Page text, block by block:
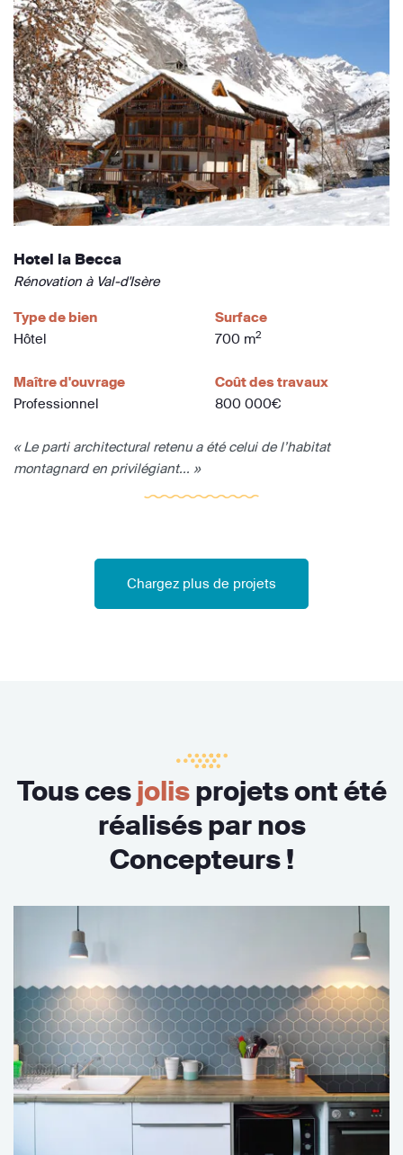
Hotel la Becca
Rénovation à Val-d'Isère
Type de bien
Hôtel
Surface
700 m2
Maître d'ouvrage
Professionnel
Coût des travaux
800 000€
« Le parti architectural retenu a été celui de l’habitat
montagnard en privilégiant... »
Chargez plus de projets
Tous cesjolisprojets ont été
réalisés par nos
Concepteurs !